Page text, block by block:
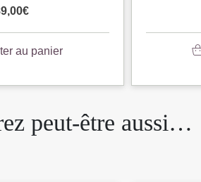
€
au panier
peut-être aussi…